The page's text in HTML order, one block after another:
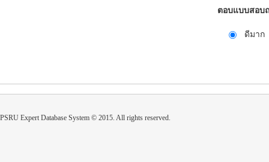
ตอบแบบสอบ
ดีมาก
PSRU Expert Database System © 2015. All rights reserved.